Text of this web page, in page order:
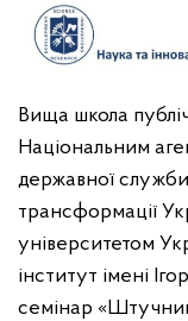
Вища школа
Національним
державної
трансформації
університетом
інститут імені
семінар «Штучний